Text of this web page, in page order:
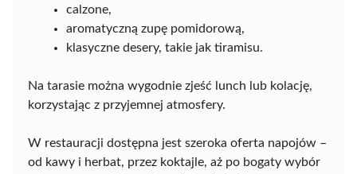
calzone,
aromatyczną zupę pomidorową,
klasyczne desery, takie jak tiramisu.
Na tarasie można wygodnie zjeść lunch lub kolację,
korzystając z przyjemnej atmosfery.
W restauracji dostępna jest szeroka oferta napojów –
od kawy i herbat, przez koktajle, aż po bogaty wybór